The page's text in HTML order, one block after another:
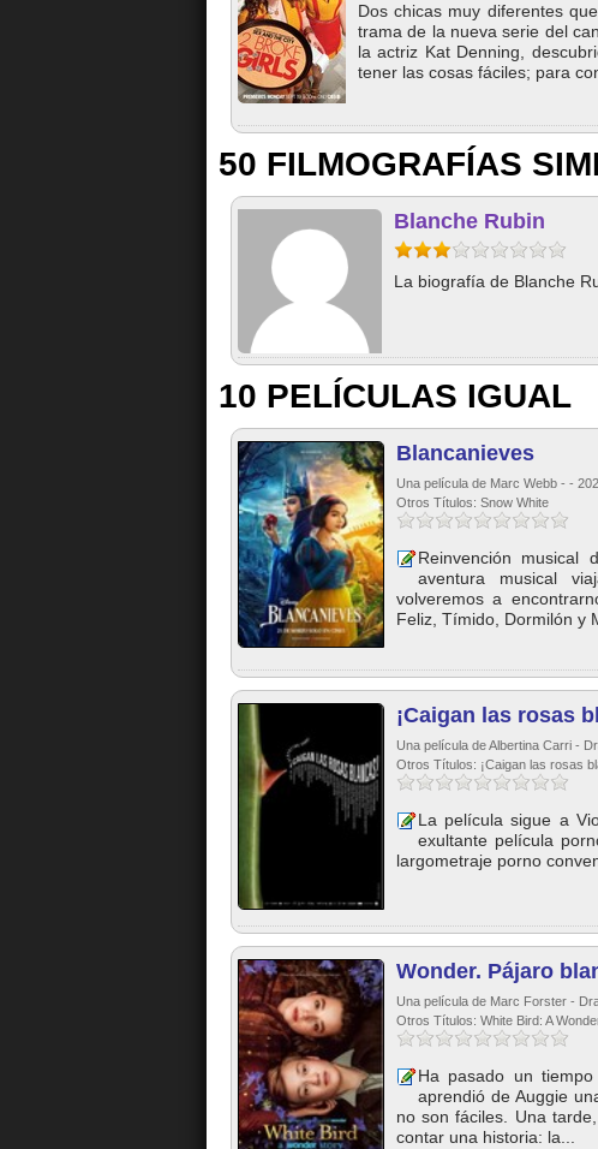
Dos chicas muy diferentes
trama de la nueva serie del
la actriz Kat Denning,
tener las cosas fáciles; para
50 FILMOGRAFÍAS
Blanche Rubin
La biografía de Blanche
10 PELÍCULAS IGUAL
Blancanieves
Una película de Marc Webb - -
Otros Títulos: Snow White
Reinvención musical
aventura musical
volveremos a
Feliz, Tímido, Dormilón y
¡Caigan las rosas
Una película de Albertina Carri -
Otros Títulos: ¡Caigan las rosas
La película sigue a
exultante película
largometraje porno
Wonder. Pájaro
Una película de Marc Forster -
Otros Títulos: White Bird: A
Ha pasado un
aprendió de Auggie
no son fáciles. Una
contar una historia: la...